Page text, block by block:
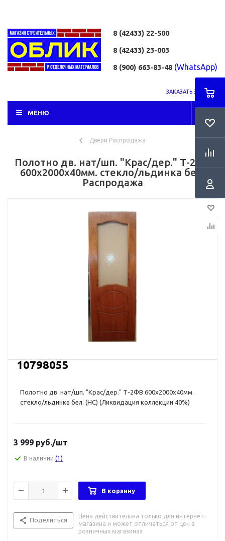
8 (42433) 22-500
8 (42433) 23-003
8 (900) 663-83-48 (WhatsApp)
ЗАКАЗАТЬ ЗВОНОК
МЕНЮ
Двери Распродажа
Полотно дв. нат/шп. "Крас/дер." Т-2ФВ
600х2000х40мм. стекло/льдинка бел.
Распродажа
10798055
Полотно дв. нат/шп. "Крас/дер." Т-2ФВ 600х2000х40мм.
стекло/льдинка бел. (НС) (Ликвидация коллекции 40%)
3 999 руб./шт
В наличии (1)
В корзину
Поделиться
Цена действительна только для интернет-
магазина и может отличаться от цен в
розничных магазинах